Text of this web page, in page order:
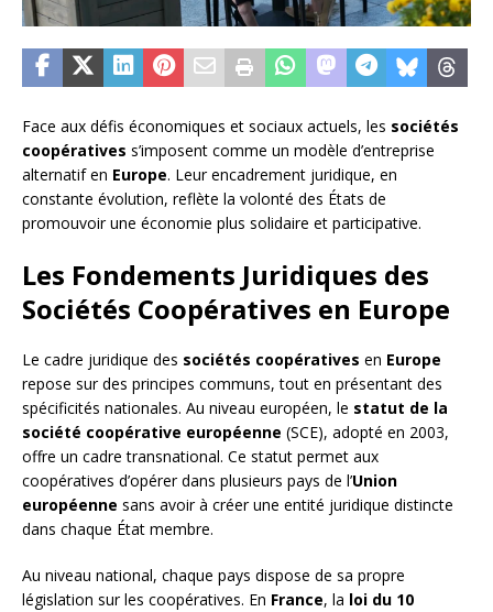
Face aux défis économiques et sociaux actuels, les sociétés
coopératives s’imposent comme un modèle d’entreprise
alternatif en Europe. Leur encadrement juridique, en
constante évolution, reflète la volonté des États de
promouvoir une économie plus solidaire et participative.
Les Fondements Juridiques des
Sociétés Coopératives en Europe
Le cadre juridique des sociétés coopératives en Europe
repose sur des principes communs, tout en présentant des
spécificités nationales. Au niveau européen, le statut de la
société coopérative européenne (SCE), adopté en 2003,
offre un cadre transnational. Ce statut permet aux
coopératives d’opérer dans plusieurs pays de l’Union
européenne sans avoir à créer une entité juridique distincte
dans chaque État membre.
Au niveau national, chaque pays dispose de sa propre
législation sur les coopératives. En France, la loi du 10